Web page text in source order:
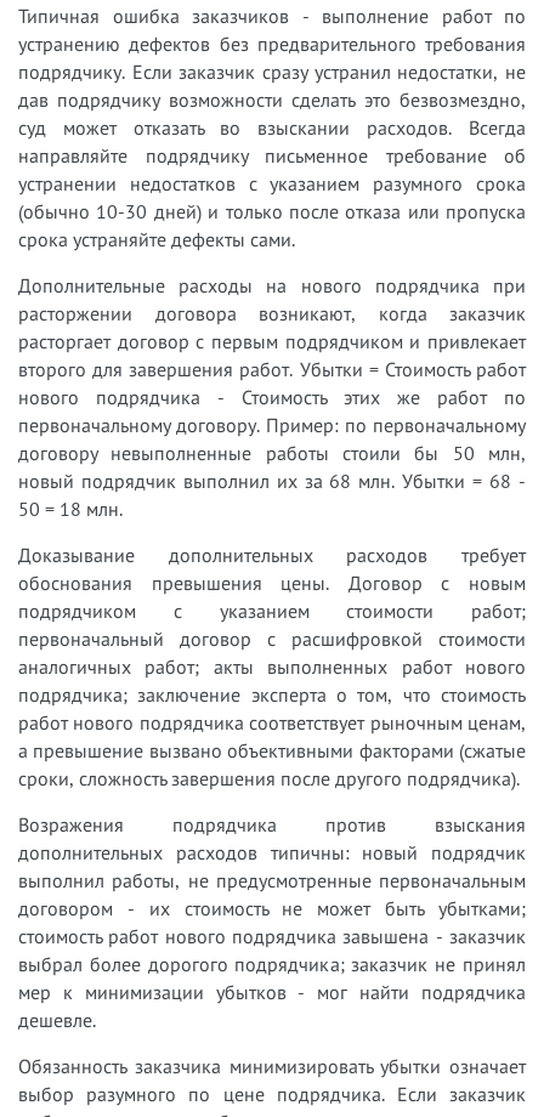
Типичная ошибка заказчиков - выполнение работ по
устранению дефектов без предварительного требования
подрядчику. Если заказчик сразу устранил недостатки, не
дав подрядчику возможности сделать это безвозмездно,
суд может отказать во взыскании расходов. Всегда
направляйте подрядчику письменное требование об
устранении недостатков с указанием разумного срока
(обычно 10-30 дней) и только после отказа или пропуска
срока устраняйте дефекты сами.
Дополнительные расходы на нового подрядчика при
расторжении договора возникают, когда заказчик
расторгает договор с первым подрядчиком и привлекает
второго для завершения работ. Убытки = Стоимость работ
нового подрядчика - Стоимость этих же работ по
первоначальному договору. Пример: по первоначальному
договору невыполненные работы стоили бы 50 млн,
новый подрядчик выполнил их за 68 млн. Убытки = 68 -
50 = 18 млн.
Доказывание дополнительных расходов требует
обоснования превышения цены. Договор с новым
подрядчиком с указанием стоимости работ;
первоначальный договор с расшифровкой стоимости
аналогичных работ; акты выполненных работ нового
подрядчика; заключение эксперта о том, что стоимость
работ нового подрядчика соответствует рыночным ценам,
а превышение вызвано объективными факторами (сжатые
сроки, сложность завершения после другого подрядчика).
Возражения подрядчика против взыскания
дополнительных расходов типичны: новый подрядчик
выполнил работы, не предусмотренные первоначальным
договором - их стоимость не может быть убытками;
стоимость работ нового подрядчика завышена - заказчик
выбрал более дорогого подрядчика; заказчик не принял
мер к минимизации убытков - мог найти подрядчика
дешевле.
Обязанность заказчика минимизировать убытки означает
выбор разумного по цене подрядчика. Если заказчик